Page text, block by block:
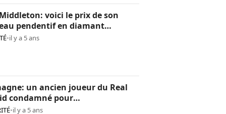
voici le prix de son
pendentif en diamant
•il y a 5 ans
un ancien joueur du Real
condamné pour
•il y a 5 ans